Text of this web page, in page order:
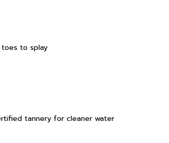
to splay
tannery for cleaner water